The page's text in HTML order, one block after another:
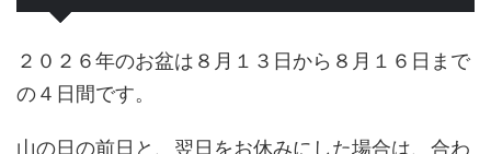
２０２６年のお盆は８月１３日から８月１６日まで
の４日間です。
山の日の前日と、翌日をお休みにした場合は、合わ